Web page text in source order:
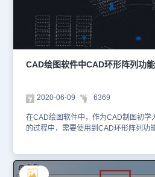
此时可以根据命令行提示选择夹点以编
项目(I)/项目间角度(A)/填充角度(F)/行
出(X)]，如需设置层数，输入：L，点击
指定层之间的距离，即可生成三维阵列
果图。如下图所示： 点击即可调出【阵
置阵列的数量、行数、层级以及其他特
文小编给大家分享了浩辰CAD软件中通
能和详细应用操作，小编会在后续的课
伴们可以持续关注浩辰CAD软件官网，
CAD绘图软件中CAD环形阵列功
2020-06-09 6369
在CAD绘图软件中，作为CAD制图初学
的过程中，需要使用到CAD环形阵列功
在旧版CAD绘图软件中，CAD环形阵列
如下所示： 2、新版环形阵列不仅可以